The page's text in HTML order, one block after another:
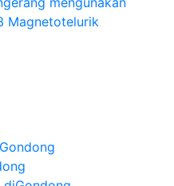
Magnetotelurik